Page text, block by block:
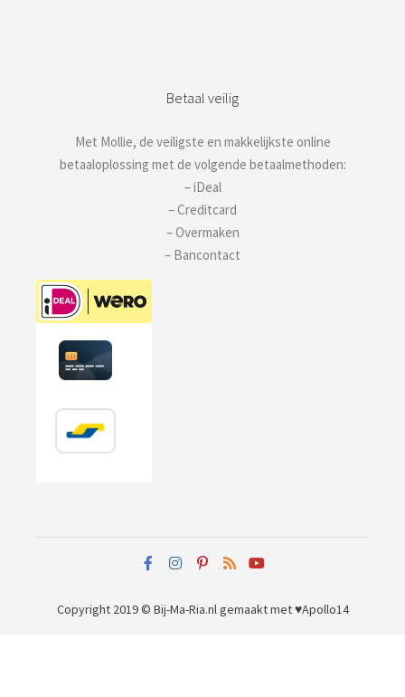
Betaal veilig
Met Mollie, de veiligste en makkelijkste online
betaaloplossing met de volgende betaalmethoden:
– iDeal
– Creditcard
– Overmaken
– Bancontact
Copyright 2019 © Bij-Ma-Ria.nlgemaakt met ♥Apollo14